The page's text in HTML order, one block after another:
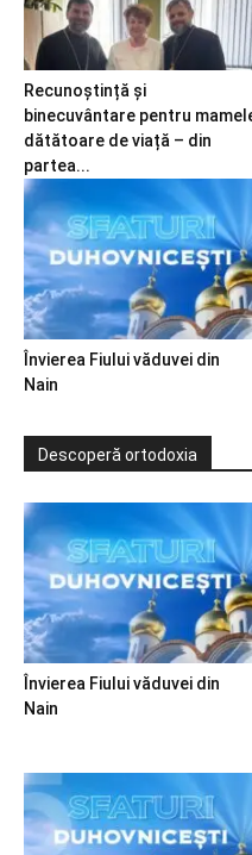
Recunoștință și
binecuvântare pentru
dătătoare de viață – din
partea...
Învierea Fiului văduvei din
Nain
Descoperă ortodoxia
Învierea Fiului văduvei din
Nain